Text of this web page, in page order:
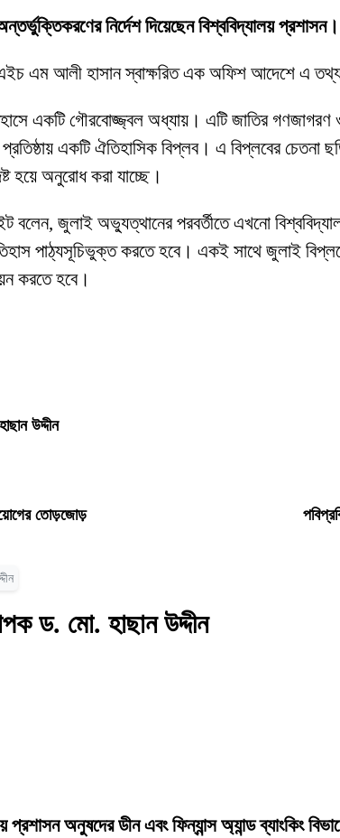
নির্দেশ দিয়েছেন বিশ্ববিদ্যালয় প্রশাসন।
এইচ এম আলী হাসান স্বাক্ষরিত এক অফিশ আদেশে এ
একটি গৌরবোজ্জ্বল অধ্যায়। এটি জাতির গণজাগরণ
একটি ঐতিহাসিক বিপ্লব। এ বিপ্লবের চেতনা
হয়ে অনুরোধ করা যাচ্ছে।
জুলাই অভ্যুত্থানের পরবর্তীতে এখনো
পাঠ্যসূচিভুক্ত করতে হবে। একই সাথে জুলাই
করতে হবে।
উদ্দীন
তোড়জোড়
ড. মো. হাছান উদ্দীন
প্রশাসন অনুষদের ডীন এবং ফিন্যান্স অ্যান্ড ব্যাংকিং